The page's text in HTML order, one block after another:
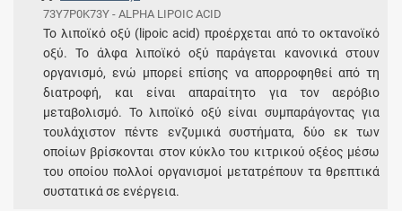
73Y7P0K73Y - ALPHA LIPOIC ACID
Το λιποϊκό οξύ (lipoic acid) προέρχεται από το οκτανοϊκό
οξύ. Το άλφα λιποϊκό οξύ παράγεται κανονικά στουν
οργανισμό, ενώ μπορεί επίσης να απορροφηθεί από τη
διατροφή, και είναι απαραίτητο για τον αερόβιο
μεταβολισμό. Το λιποϊκό οξύ είναι συμπαράγοντας για
τουλάχιστον πέντε ενζυμικά συστήματα, δύο εκ των
οποίων βρίσκονται στον κύκλο του κιτρικού οξέος μέσω
του οποίου πολλοί οργανισμοί μετατρέπουν τα θρεπτικά
συστατικά σε ενέργεια.